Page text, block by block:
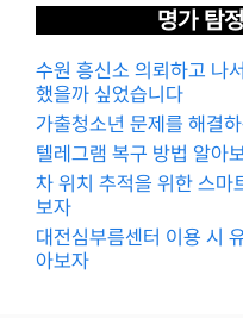
명가 탐
수원 흥신소 의뢰하고 나
했을까 싶었습니다
가출청소년 문제를 해결
텔레그램 복구 방법 알아
차 위치 추적을 위한 스마
보자
대전심부름센터 이용 시
아보자